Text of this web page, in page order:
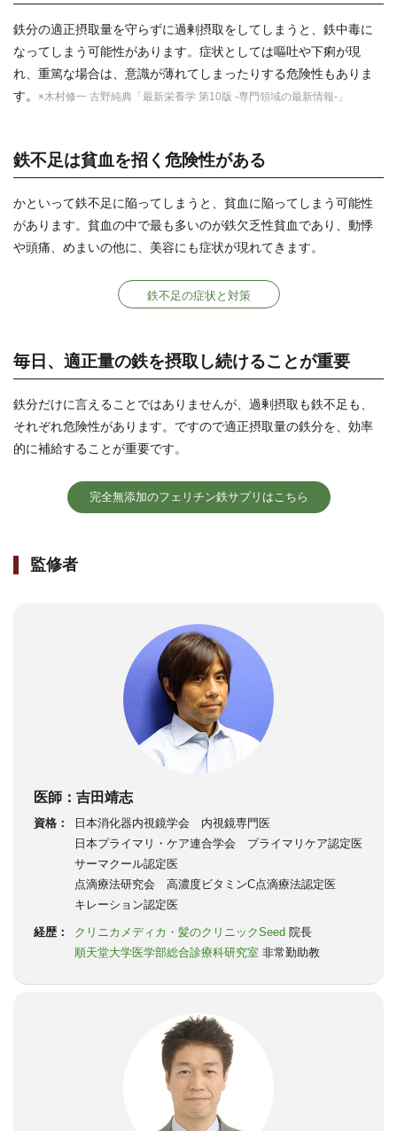
鉄分の適正摂取量を守らずに過剰摂取をしてしまうと、鉄中毒に
なってしまう可能性があります。症状としては嘔吐や下痢が現
れ、重篤な場合は、意識が薄れてしまったりする危険性もありま
す。
※木村修一 古野純典「最新栄養学 第10版 -専門領域の最新情報-」
鉄不足は貧血を招く危険性がある
かといって鉄不足に陥ってしまうと、貧血に陥ってしまう可能性
があります。貧血の中で最も多いのが鉄欠乏性貧血であり、動悸
や頭痛、めまいの他に、美容にも症状が現れてきます。
鉄不足の症状と対策
毎日、適正量の鉄を摂取し続けることが重要
鉄分だけに言えることではありませんが、過剰摂取も鉄不足も、
それぞれ危険性があります。ですので適正摂取量の鉄分を、効率
的に補給することが重要です。
完全無添加のフェリチン鉄サプリはこちら
監修者
医師：吉田靖志
資格：
日本消化器内視鏡学会 内視鏡専門医
日本プライマリ・ケア連合学会 プライマリケア認定医
サーマクール認定医
点滴療法研究会 高濃度ビタミンC点滴療法認定医
キレーション認定医
経歴： クリニカメディカ・髪のクリニックSeed 院長
順天堂大学医学部総合診療科研究室 非常勤助教